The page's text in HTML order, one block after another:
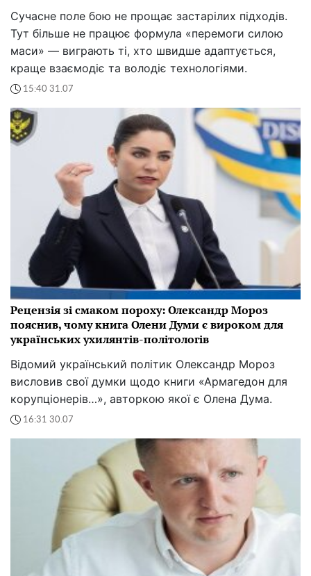
Сучасне поле бою не прощає застарілих підходів.
Тут більше не працює формула «перемоги силою
маси» — виграють ті, хто швидше адаптується,
краще взаємодіє та володіє технологіями.
15:40 31.07
Рецензія зі смаком пороху: Олександр Мороз
пояснив, чому книга Олени Думи є вироком для
українських ухилянтів-політологів
Відомий український політик Олександр Мороз
висловив свої думки щодо книги «Армагедон для
корупціонерів…», авторкою якої є Олена Дума.
16:31 30.07